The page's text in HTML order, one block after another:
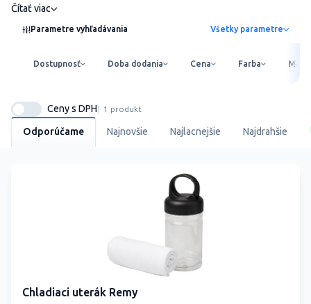
Čítať viac
Parametre vyhľadávania Všetky parametre
Dostupnosť Doba dodania Cena Farba
Odporúčame Najnovšie Najlacnejšie Najdrahšie
Ceny s DPH 1 produkt
Chladiaci uterák Remy